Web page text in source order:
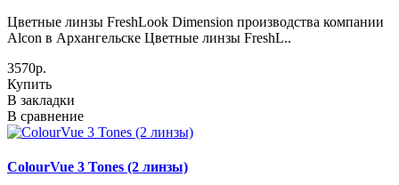
Цветные линзы FreshLook Dimension производства компании
Alcon в Архангельске Цветные линзы FreshL..
3570р.
Купить
В закладки
В сравнение
ColourVue 3 Tones (2 линзы)